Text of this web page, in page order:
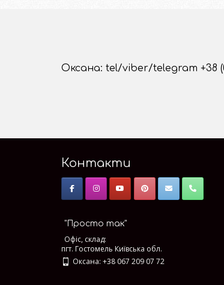
Оксана: tel/viber/telegram +38
Контакти
"Просто так"
Офіс, склад:
пгт. Гостомель Київська обл.
Оксана: +38 067 209 07 72